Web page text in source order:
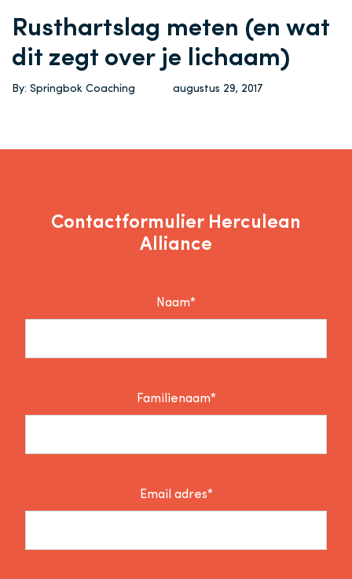
Rusthartslag meten (en wat
dit zegt over je lichaam)
By: Springbok Coaching augustus 29, 2017
Contactformulier Herculean
Alliance
Naam*
Familienaam*
Email adres*